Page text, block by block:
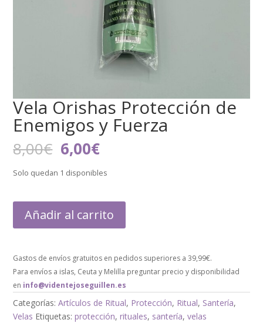
Vela Orishas Protección de
Enemigos y Fuerza
8,00€ El
precio
original
8,00€.
6,00€El
actual
6,00€.
Solo quedan 1 disponibles
Añadir al carrito
Gastos de envíos gratuitos en pedidos superiores a 39,99€.
Para envíos a islas, Ceuta y Melilla preguntar precio y disponibilidad
en info@videntejoseguillen.es
Categorías:Artículos de Ritual, Protección, Ritual, Santería,
Velas Etiquetas:protección,rituales, santería,velas